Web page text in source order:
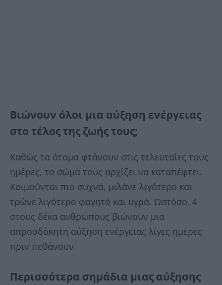
Βιώνουν όλοι μια αύξηση ενέργειας
στο τέλος της ζωής τους;
Καθώς τα άτομα φτάνουν στις τελευταίες τους
ημέρες, το σώμα τους αρχίζει να καταπέφτει.
Κοιμούνται πιο συχνά, μιλάνε λιγότερο και
τρώνε λιγότερο φαγητό και υγρά. Ωστόσο, 4
στους δέκα ανθρώπους βιώνουν μια
απροσδόκητη αύξηση ενέργειας λίγες ημέρες
πριν πεθάνουν.
Περισσότερα σημάδια μιας αύξησης